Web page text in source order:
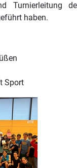
Turnierleitung
haben.
Sport